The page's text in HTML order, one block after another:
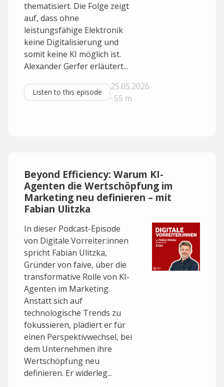
thematisiert. Die Folge zeigt
auf, dass ohne
leistungsfähige Elektronik
keine Digitalisierung und
somit keine KI möglich ist.
Alexander Gerfer erläutert...
Listen to this episode
25.05.2026
· 55 m
Beyond Efficiency: Warum KI-
Agenten die Wertschöpfung im
Marketing neu definieren – mit
Fabian Ulitzka
In dieser Podcast-Episode
von Digitale Vorreiter:innen
spricht Fabian Ulitzka,
Gründer von faive, über die
transformative Rolle von KI-
Agenten im Marketing.
Anstatt sich auf
technologische Trends zu
fokussieren, plädiert er für
einen Perspektivwechsel, bei
dem Unternehmen ihre
Wertschöpfung neu
definieren. Er widerleg...